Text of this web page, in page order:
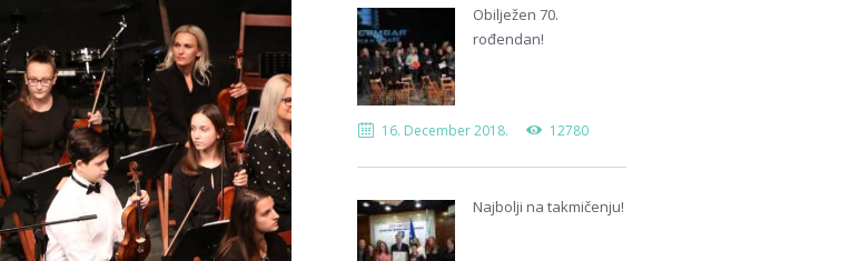
Obilježen 70.
rođendan!
16. December 2018. 12780
Najbolji na takmičenju!